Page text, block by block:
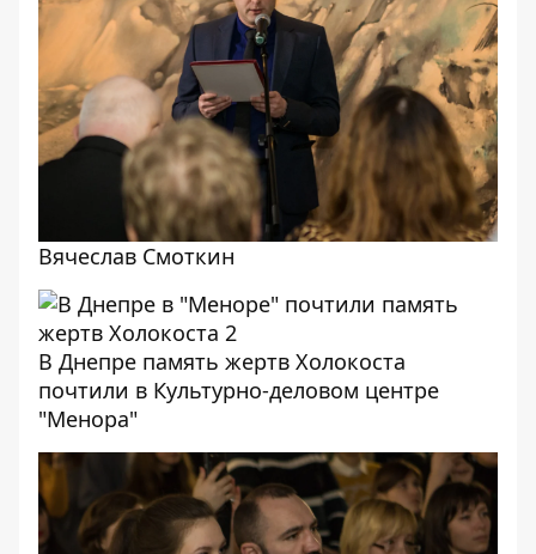
Вячеслав Смоткин
В Днепре память жертв Холокоста
почтили в Культурно-деловом центре
"Менора"